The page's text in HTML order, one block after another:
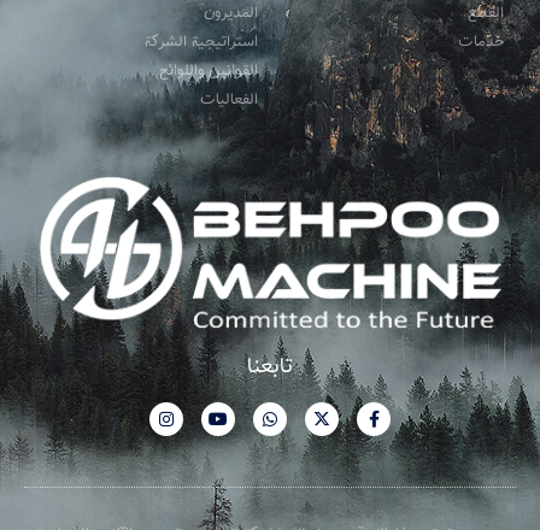
القطع
خدمات
المدیرون
استراتيجية الشركة
القوانين واللوائح
الفعالیات
تابعنا